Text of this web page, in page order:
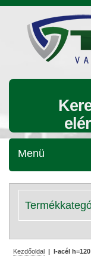
Menü
Kezdőoldal | I-acél